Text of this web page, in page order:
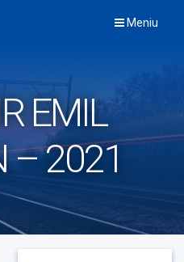
Meniu
EMIL
– 2021